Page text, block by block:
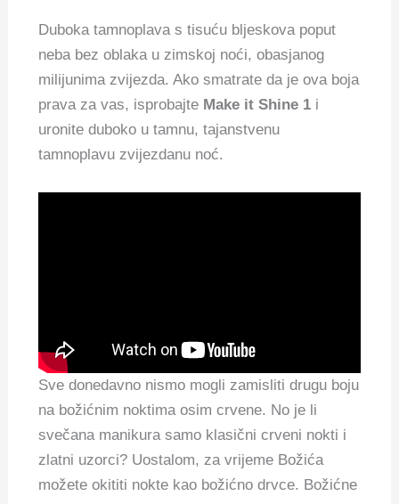
Duboka tamnoplava s tisuću bljeskova poput
neba bez oblaka u zimskoj noći, obasjanog
milijunima zvijezda.Ako smatrate da je ova boja
prava za vas, isprobajte Make it Shine 1 i
uronite duboko u tamnu, tajanstvenu
tamnoplavu zvijezdanu noć.
Sve donedavno nismo mogli zamisliti drugu boju
na božićnim noktima osim crvene. No je li
svečana manikura samo klasični crveni nokti i
zlatni uzorci? Uostalom, za vrijeme Božića
možete okititi nokte kao božićno drvce. Božićne